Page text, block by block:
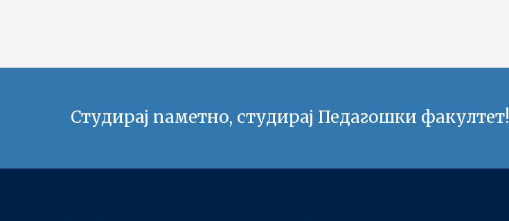
Студирај паметно, студирај Педагошки факултет!